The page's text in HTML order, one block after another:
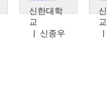
신한대학
교
신종우
교